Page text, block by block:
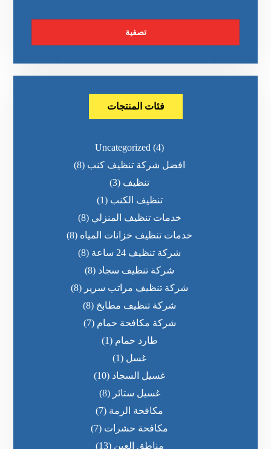
تصفية
فئات المنتجات
Uncategorized (4)
افضل شركة تنظيف كنب (8)
تنظيف (3)
تنظيف الكنب (1)
خدمات تنظيف المنزلي (8)
خدمات تنظيف خزانات المياه (8)
شركة تنظيف 24 ساعة
(8)
شركة تنظيف سجاد (8)
شركة تنظيف مراتب سرير (8)
شركة تنظيف مطابخ (8)
شركة مكافحة حمام (7)
طارد حمام (1)
غسل (1)
غسيل السجاد (10)
غسيل ستائر (8)
مكافحة الرمة (7)
مكافحة حشرات (7)
مناطق العين (13)